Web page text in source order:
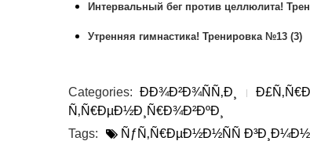
Интервальный бег против целлюлита!
Утренняя гимнастика! Тренировка №13 (3)
Categories: ÐÐ¾Ð²Ð¾ÑÑ‚Ð¸
Ñ‚Ñ€ÐµÐ½Ð¸Ñ€Ð¾Ð²ÐºÐ¸
Tags:
ÑƒÑ‚Ñ€ÐµÐ½Ð½ÑÑ